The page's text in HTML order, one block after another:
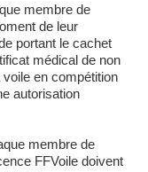
membre de
de leur
portant le cachet
médical de non
en compétition
autorisation
membre de
FFVoile doivent